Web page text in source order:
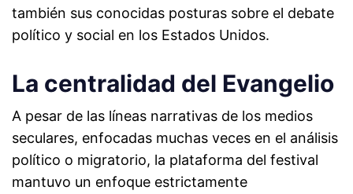
también sus conocidas posturas sobre el debate
político y social en los Estados Unidos.
La centralidad del Evangelio
A pesar de las líneas narrativas de los medios
seculares, enfocadas muchas veces en el análisis
político o migratorio, la plataforma del festival
mantuvo un enfoque estrictamente